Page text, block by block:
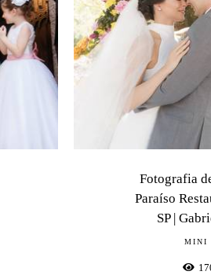
Fotografia
Paraíso
SP |
MINI